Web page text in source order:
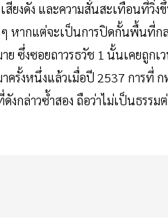
สียงดัง และความสั่นสะเทือนที่วิ่
ๆ หากแต่จะเป็นการปิดกั้นพื้นที่ก
าย ซึ่งซอยถาวรธวัช 1 นั้นเคยถู
ครั้งหนึ่งแล้วเมื่อปี 2537 การที่
กล่าวซ้ำสอง ถือว่าไม่เป็นธรรม